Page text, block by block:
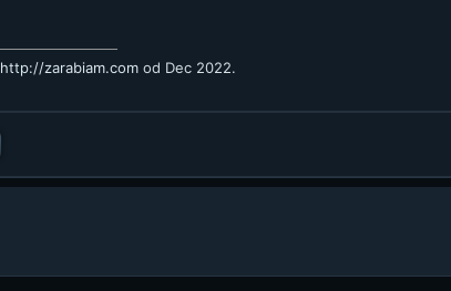
http://zarabiam.com od Dec 2022.